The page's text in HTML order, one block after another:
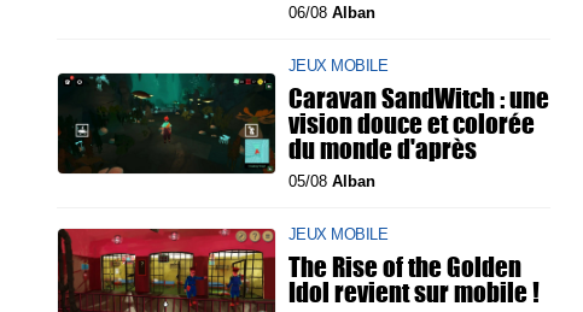
06/08 Alban
JEUX MOBILE
Caravan SandWitch : une
vision douce et colorée
du monde d'après
05/08 Alban
JEUX MOBILE
The Rise of the Golden
Idol revient sur mobile !